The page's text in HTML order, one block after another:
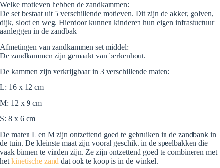
Welke motieven hebben de zandkammen:
De set bestaat uit 5 verschillende motieven. Dit zijn de akker, golven,
dijk, sloot en weg. Hierdoor kunnen kinderen hun eigen infrastuctuur
aanleggen in de zandbak
Afmetingen van zandkammen set middel:
De zandkammen zijn gemaakt van berkenhout.
De kammen zijn verkrijgbaar in 3 verschillende maten:
L: 16 x 12 cm
M: 12 x 9 cm
S: 8 x 6 cm
De maten L en M zijn ontzettend goed te gebruiken in de zandbank in
de tuin. De kleinste maat zijn vooral geschikt in de speelbakken die
vaak binnen te vinden zijn. Ze zijn ontzettend goed te combineren met
hetkinetische zand dat ook te koop is in de winkel.